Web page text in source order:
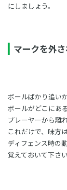
にしましょう。
マークを外
ボールばかり追い
ボールがどこにあ
プレーヤーから離
これだけで、味方
ディフェンス時の
覚えておいて下さい